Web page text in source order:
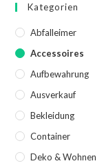
Kategorien
Abfalleimer
Accessoires
Aufbewahrung
Ausverkauf
Bekleidung
Container
Deko & Wohnen